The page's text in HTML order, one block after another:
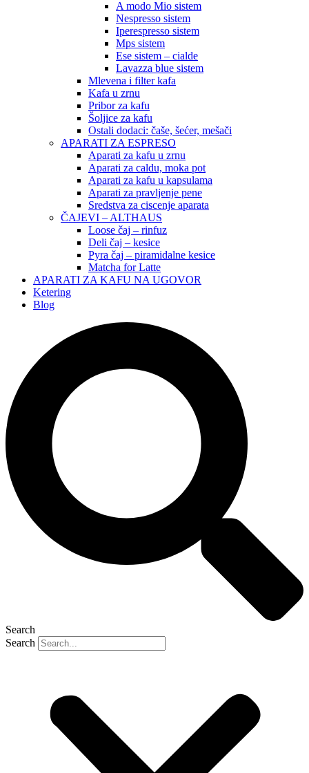
A modo Mio sistem
Nespresso sistem
Iperespresso sistem
Mps sistem
Ese sistem – cialde
Lavazza blue sistem
Mlevena i filter kafa
Kafa u zrnu
Pribor za kafu
Šoljice za kafu
Ostali dodaci: čaše, šećer, mešači
APARATI ZA ESPRESO
Aparati za kafu u zrnu
Aparati za caldu, moka pot
Aparati za kafu u kapsulama
Aparati za pravljenje pene
Sredstva za ciscenje aparata
ČAJEVI – ALTHAUS
Loose čaj – rinfuz
Deli čaj – kesice
Pyra čaj – piramidalne kesice
Matcha for Latte
APARATI ZA KAFU NA UGOVOR
Ketering
Blog
Search
Search